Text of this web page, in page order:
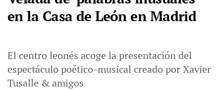
en la Casa de León en Madrid
El centro leonés acoge la presentación del
espectáculo poético-musical creado por Xavier
Tusalle & amigos